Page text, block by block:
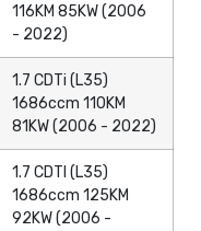
116KM 85KW (2006
- 2022)
1.7 CDTi (L35)
1686ccm 110KM
81KW (2006 - 2022)
1.7 CDTI (L35)
1686ccm 125KM
92KW (2006 -